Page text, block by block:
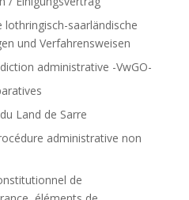
lothringisch-saarländische
und Verfahrensweisen
administrative -VwGO-
Land de Sarre
administrative non
de